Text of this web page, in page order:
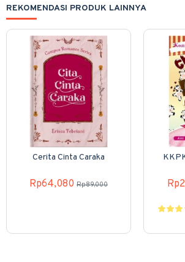
REKOMENDASI PRODUK LAINNYA
Cerita Cinta Caraka
Rp64,080 Rp89,000